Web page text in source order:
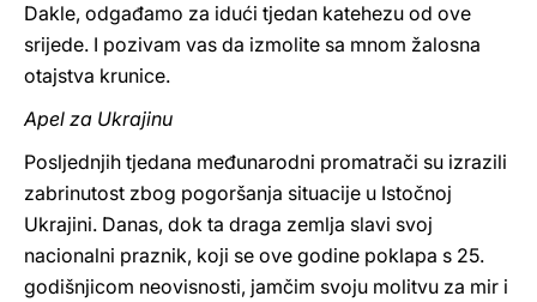
Dakle, odgađamo za idući tjedan katehezu od ove
srijede. I pozivam vas da izmolite sa mnom žalosna
otajstva krunice.
Apel za Ukrajinu
Posljednjih tjedana međunarodni promatrači su izrazili
zabrinutost zbog pogoršanja situacije u Istočnoj
Ukrajini. Danas, dok ta draga zemlja slavi svoj
nacionalni praznik, koji se ove godine poklapa s 25.
godišnjicom neovisnosti, jamčim svoju molitvu za mir i